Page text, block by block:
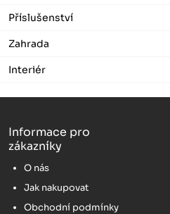
Příslušenství
Zahrada
Interiér
Informace pro
zákazníky
O nás
Jak nakupovat
Obchodní podmínky